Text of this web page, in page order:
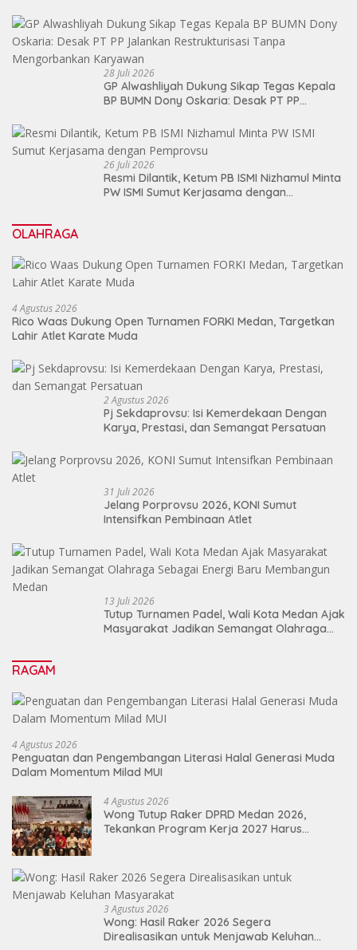
28 Juli 2026
GP Alwashliyah Dukung Sikap Tegas Kepala
BP BUMN Dony Oskaria: Desak PT PP
Mengorbankan Karyawan
26 Juli 2026
Resmi Dilantik, Ketum PB ISMI Nizhamul Minta
PW ISMI Sumut Kerjasama dengan
OLAHRAGA
4 Agustus 2026
Rico Waas Dukung Open Turnamen FORKI Medan, Targetkan
Lahir Atlet Karate Muda
2 Agustus 2026
Pj Sekdaprovsu: Isi Kemerdekaan Dengan
Karya, Prestasi, dan Semangat Persatuan
31 Juli 2026
Jelang Porprovsu 2026, KONI Sumut
Intensifkan Pembinaan Atlet
13 Juli 2026
Tutup Turnamen Padel, Wali Kota Medan Ajak
Masyarakat Jadikan Semangat Olahraga
RAGAM
4 Agustus 2026
Penguatan dan Pengembangan Literasi Halal Generasi Muda
Dalam Momentum Milad MUI
4 Agustus 2026
Wong Tutup Raker DPRD Medan 2026,
Tekankan Program Kerja 2027 Harus
3 Agustus 2026
Wong: Hasil Raker 2026 Segera
Direalisasikan untuk Menjawab Keluhan